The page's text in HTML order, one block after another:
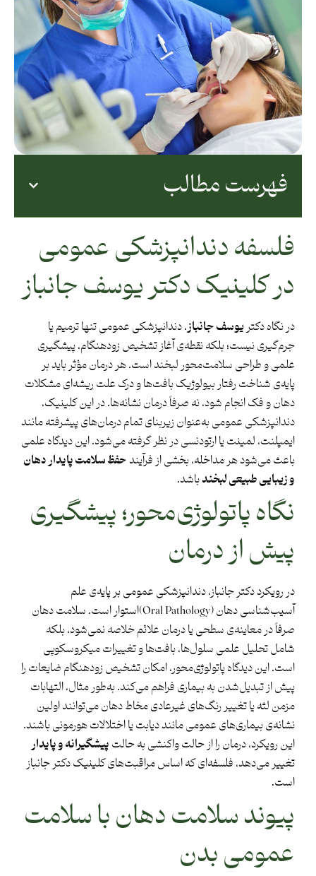
فهرست مطالب
فلسفه دندانپزشکی عمومی
در کلینیک دکتر یوسف جانباز
در نگاه دکتریوسف جانباز، دندانپزشکی عمومی تنها ترمیم یا
جرم‌گیری نیست؛ بلکه نقطه‌ی آغاز تشخیص زودهنگام، پیشگیری
علمی و طراحی سلامت‌محور لبخند است. هر درمان مؤثر باید بر
پایه‌ی شناخت رفتار بیولوژیک بافت‌ها و درک علت ریشه‌ای مشکلات
دهان و فک انجام شود، نه صرفاً درمان نشانه‌ها. در این کلینیک،
دندانپزشکی عمومی به‌عنوان زیربنای تمام درمان‌های پیشرفته مانند
ایمپلنت، لمینت یا ارتودنسی در نظر گرفته می‌شود. این دیدگاه علمی
باعث می‌شود هر مداخله، بخشی از فرآیندحفظ سلامت پایدار دهان
و زیبایی طبیعی لبخندباشد.
نگاه پاتولوژی‌محور؛ پیشگیری
پیش از درمان
در رویکرد دکتر جانباز، دندانپزشکی عمومی بر پایه‌ی علم
آسیب‌شناسی دهان (Oral Pathology)استوار است. سلامت دهان
صرفاً در معاینه‌ی سطحی یا درمان علائم خلاصه نمی‌شود، بلکه
شامل تحلیل علمی سلول‌ها، بافت‌ها و تغییرات میکروسکوپی
است. این دیدگاه پاتولوژی‌محور، امکان تشخیص زودهنگام ضایعات را
پیش از تبدیل‌شدن به بیماری فراهم می‌کند. به‌طور مثال، التهابات
مزمن لثه یا تغییر رنگ‌های غیرعادی مخاط دهان می‌توانند اولین
نشانه‌ی بیماری‌های عمومی مانند دیابت یا اختلالات هورمونی باشند.
این رویکرد، درمان را از حالت واکنشی به حالت پیشگیرانه و پایدار
تغییر می‌دهد، فلسفه‌ای که اساس مراقبت‌های کلینیک دکتر جانباز
است.
پیوند سلامت دهان با سلامت
عمومی بدن